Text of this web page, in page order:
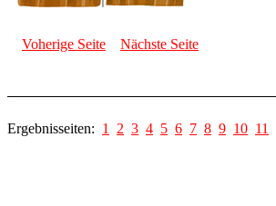
Voherige Seite Nächste Seite
Ergebnisseiten: 1 2 3 4 5 6 7 8 9 10 11